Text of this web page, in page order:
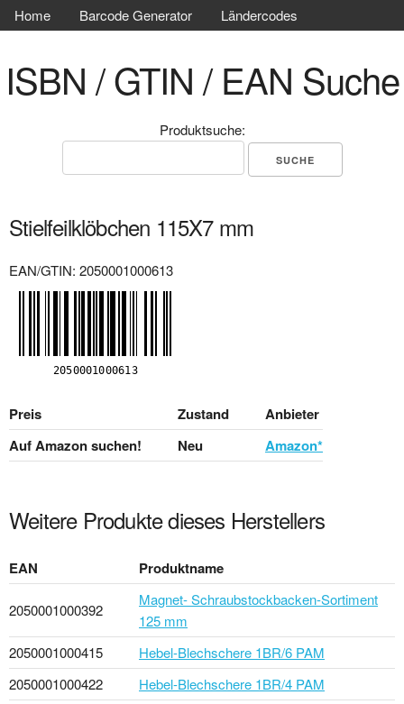
Home Barcode Generator Ländercodes
ISBN / GTIN / EAN Suche
Produktsuche:
Stielfeilklöbchen 115X7 mm
EAN/GTIN: 2050001000613
Preis Zustand
Anbieter
Auf Amazon suchen!
Neu Amazon*
Weitere Produkte dieses Herstellers
EAN Produktname
2050001000392
Magnet- Schraubstockbacken-Sortiment
125 mm
2050001000415
Hebel-Blechschere 1BR/6 PAM
2050001000422
Hebel-Blechschere 1BR/4 PAM